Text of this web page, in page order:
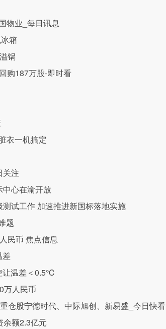
物业_每日讯息
箱
锅
购187万股-即时看
衣一机搞定
关注
中心在渝开放
试工作 加速推进新国标落地实施
题
民币 焦点信息
差
让温差＜0.5℃
万人民币
仓股宁德时代、中际旭创、新易盛_今日快看
余额2.3亿元